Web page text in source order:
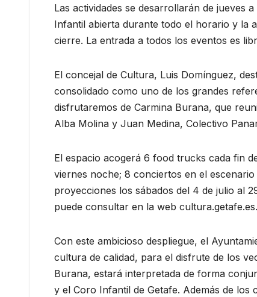
Las actividades se desarrollarán de jueves
Infantil abierta durante todo el horario y la
cierre. La entrada a todos los eventos es
El concejal de Cultura, Luis Domínguez,
consolidado como uno de los grandes
disfrutaremos de Carmina Burana, que
Alba Molina y Juan Medina, Colectivo
El espacio acogerá 6 food trucks cada fin
viernes noche; 8 conciertos en el
proyecciones los sábados del 4 de julio al
puede consultar en la web cultura.getafe.es.
Con este ambicioso despliegue, el
cultura de calidad, para el disfrute de los
Burana, estará interpretada de forma
y el Coro Infantil de Getafe. Además de